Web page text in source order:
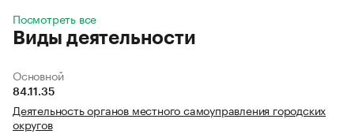
Посмотреть все
Виды деятельности
Основной
84.11.35
Деятельность органов местного самоуправления городских
округов